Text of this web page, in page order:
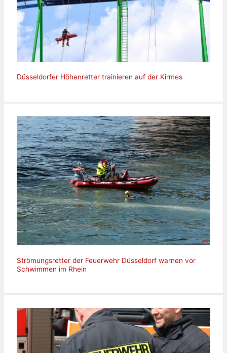
Düsseldorfer Höhenretter trainieren auf der Kirmes
Strömungsretter der Feuerwehr Düsseldorf warnen vor
Schwimmen im Rhein